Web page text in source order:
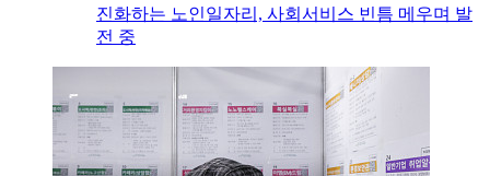
진화하는 노인일자리, 사회서비스 빈틈 메우며 발
전 중